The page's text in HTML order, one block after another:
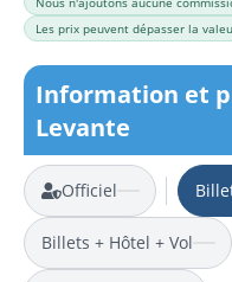
Les prix peuvent dépasser la
Information et
Levante
Officiel
Billets + Hôtel + Vol